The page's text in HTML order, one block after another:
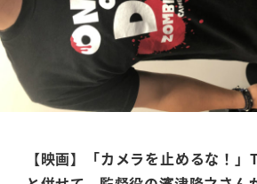
【映画】「カメラを止めるな！」